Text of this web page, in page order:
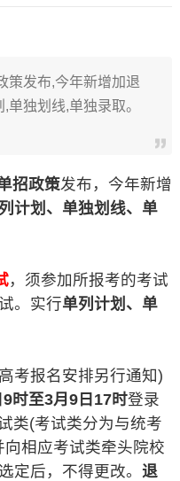
策发布,今年新增加退
独划线,单独录取。
招政策发布，今年新增
计划、单独划线、单
，须参加所报考的考试
。实行单列计划、单
报名安排另行通知)
时至3月9日17时登录
类(考试类分为与统考
相应考试类牵头院校
定后，不得更改。 退